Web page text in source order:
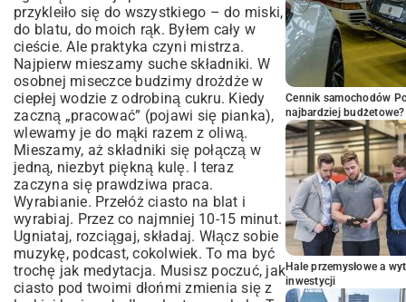
przykleiło się do wszystkiego – do miski,
do blatu, do moich rąk. Byłem cały w
cieście. Ale praktyka czyni mistrza.
Najpierw mieszamy suche składniki. W
osobnej miseczce budzimy drożdże w
ciepłej wodzie z odrobiną cukru. Kiedy
zaczną „pracować” (pojawi się pianka),
wlewamy je do mąki razem z oliwą.
Mieszamy, aż składniki się połączą w
jedną, niezbyt piękną kulę. I teraz
zaczyna się prawdziwa praca.
Wyrabianie. Przełóż ciasto na blat i
wyrabiaj. Przez co najmniej 10-15 minut.
Ugniataj, rozciągaj, składaj. Włącz sobie
muzykę, podcast, cokolwiek. To ma być
trochę jak medytacja. Musisz poczuć, jak
ciasto pod twoimi dłońmi zmienia się z
Cennik samochodów
najbardziej budżetowe?
Hale przemysłowe a
inwestycji